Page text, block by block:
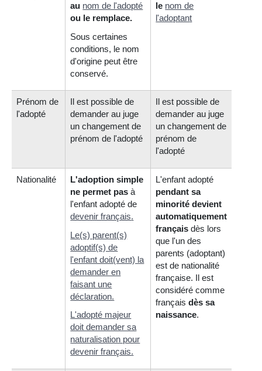
au nom de l'adopté
ou le remplace.
Sous certaines
conditions, le nom
d'origine peut être
conservé.
le nom de
l'adoptant
Prénom de
l'adopté
Il est possible de
demander au juge
un changement de
prénom de l'adopté
Il est possible de
demander au juge
un changement de
prénom de
l'adopté
Nationalité
L'adoption simple
ne permet pas à
l'enfant adopté de
devenir français.
Le(s) parent(s)
adoptif(s) de
l'enfant doit(vent) la
demander en
faisant une
déclaration.
L'adopté majeur
doit demander sa
naturalisation pour
devenir français.
L'enfant adopté
pendant sa
minorité devient
automatiquement
français dès lors
que l'un des
parents (adoptant)
est de nationalité
française. Il est
considéré comme
françaisdès sa
naissance.